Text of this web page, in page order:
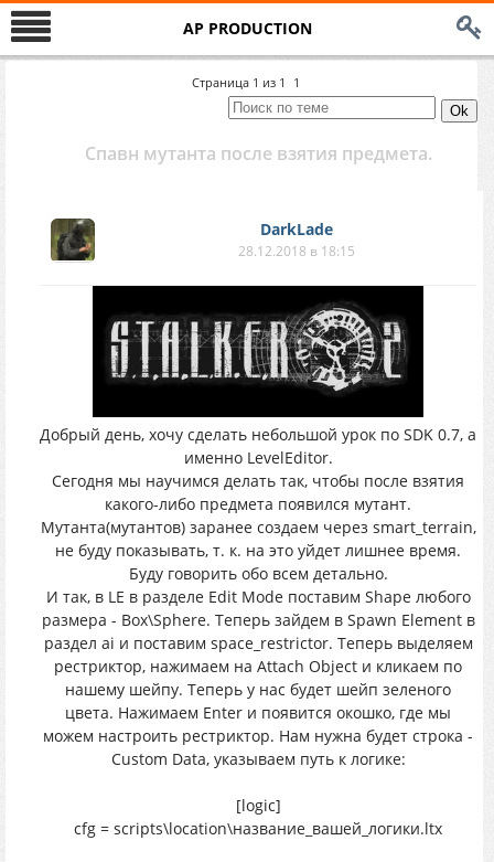
AP PRODUCTION
Страница 1 из 1 1
Спавн мутанта после взятия предмета.
DarkLade
28.12.2018 в 18:15
Добрый день, хочу сделать небольшой урок по SDK 0.7, а
именно LevelEditor.
Сегодня мы научимся делать так, чтобы после взятия
какого-либо предмета появился мутант.
Мутанта(мутантов) заранее создаем через smart_terrain,
не буду показывать, т. к. на это уйдет лишнее время.
Буду говорить обо всем детально.
И так, в LE в разделе Edit Mode поставим Shape любого
размера - Box\Sphere. Теперь зайдем в Spawn Element в
раздел ai и поставим space_restrictor. Теперь выделяем
рестриктор, нажимаем на Attach Object и кликаем по
нашему шейпу. Теперь у нас будет шейп зеленого
цвета. Нажимаем Enter и появится окошко, где мы
можем настроить рестриктор. Нам нужна будет строка -
Custom Data, указываем путь к логике:
[logic]
cfg = scripts\location\название_вашей_логики.ltx